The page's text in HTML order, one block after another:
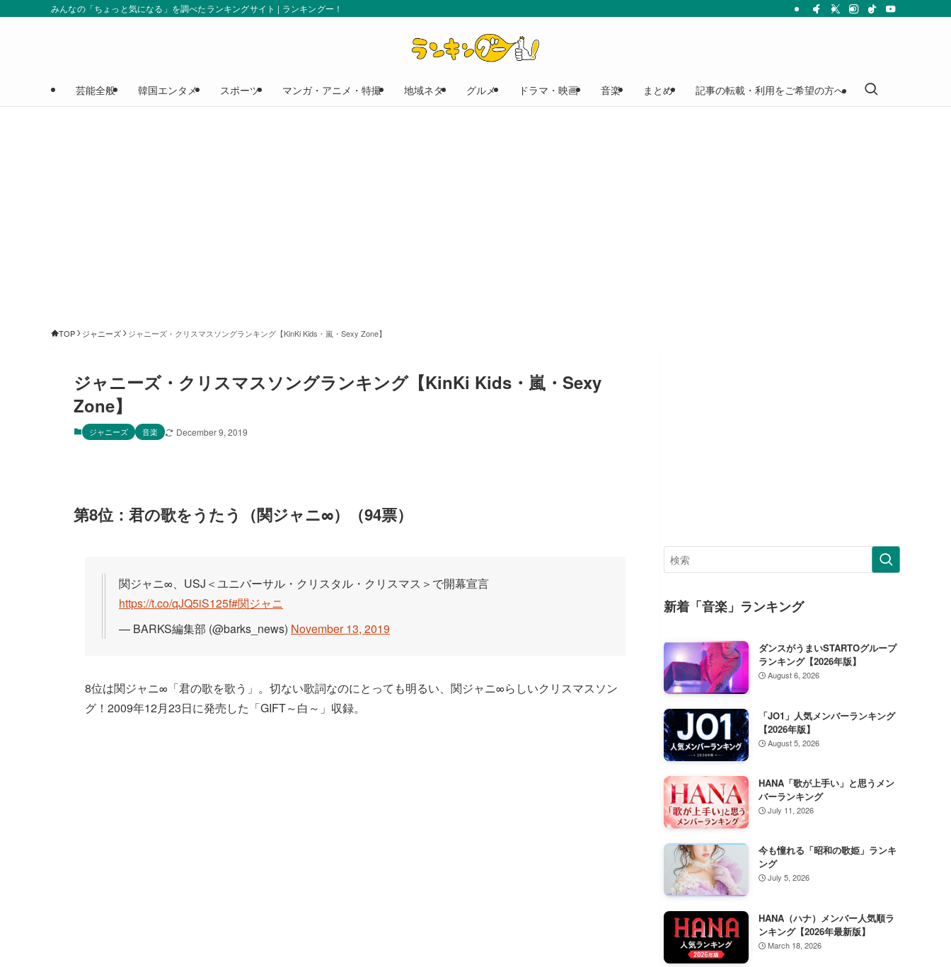
みんなの「ちょっと気になる」を調べたランキングサイト | ランキングー！
芸能全般 韓国エンタメ スポーツ マンガ・アニメ・特撮 地域ネタ グルメ ドラマ・映画 音楽 まとめ 記事の転載・利用をご希望の方へ
TOP ジャニーズ ジャニーズ・クリスマスソングランキング【KinKi Kids・嵐・Sexy Zone】
ジャニーズ・クリスマスソングランキング【KinKi Kids・嵐・Sexy
Zone】
ジャニーズ 音楽 December 9, 2019
第8位：君の歌をうたう（関ジャニ∞）（94票）
関ジャニ∞、USJ＜ユニバーサル・クリスタル・クリスマス＞で開幕宣言
https://t.co/qJQ5iS125f#関ジャニ
— BARKS編集部 (@barks_news) November 13, 2019
8位は関ジャニ∞「君の歌を歌う」。切ない歌詞なのにとっても明るい、関ジャニ∞らしいクリスマスソン
グ！2009年12月23日に発売した「GIFT～白～」収録。
新着「音楽」ランキング
ダンスがうまいSTARTOグループ
ランキング【2026年版】
August 6, 2026
「JO1」人気メンバーランキング
【2026年版】
August 5, 2026
HANA「歌が上手い」と思うメン
バーランキング
July 11, 2026
今も憧れる「昭和の歌姫」ランキ
ング
July 5, 2026
HANA（ハナ）メンバー人気順ラ
ンキング【2026年最新版】
March 18, 2026